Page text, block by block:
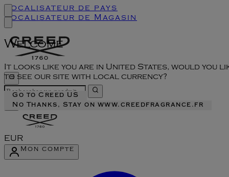
Welcome
It looks like you are in United States, would you
to see our site with local currency?
Go to Creed US
No Thanks, Stay on www.creedfragrance.fr
Localisateur de pays
Localisateur de Magasin
EUR
Mon compte